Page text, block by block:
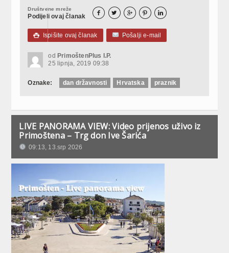
Društvene mreže
Podijeli ovaj članak     
 Ispišite ovaj članak Pošalji e-mail
od PrimoštenPlus I.P.
25 lipnja, 2019 09:38
Oznake: dan državnosti Hrvatska praznik
LIVE PANORAMA VIEW: Video prijenos uživo iz
Primoštena – Trg don Ive Šarića
09:13, 13.srp 2026